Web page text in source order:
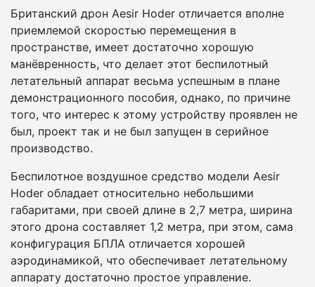
Британский дрон Aesir Hoder отличается вполне
приемлемой скоростью перемещения в
пространстве, имеет достаточно хорошую
манёвренность, что делает этот беспилотный
летательный аппарат весьма успешным в плане
демонстрационного пособия, однако, по причине
того, что интерес к этому устройству проявлен не
был, проект так и не был запущен в серийное
производство.
Беспилотное воздушное средство модели Aesir
Hoder обладает относительно небольшими
габаритами, при своей длине в 2,7 метра, ширина
этого дрона составляет 1,2 метра, при этом, сама
конфигурация БПЛА отличается хорошей
аэродинамикой, что обеспечивает летательному
аппарату достаточно простое управление.